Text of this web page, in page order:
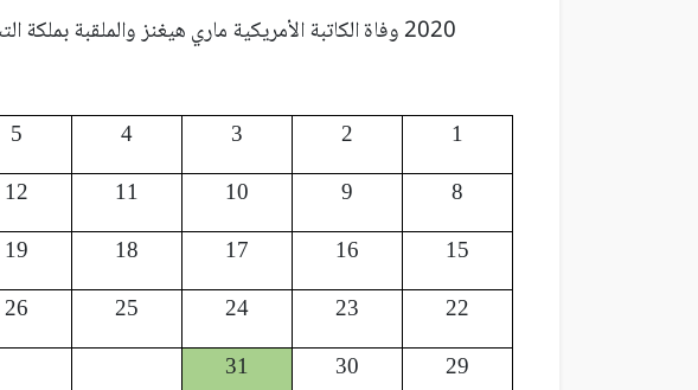
2020 وفاة الكاتبة الأمريكية ماري هيغنز والملقبة بملكة التشويق عن 92 عاماً.
1
2
3
4
5
8
9
10
11
12
15
16
17
18
19
22
23
24
25
26
29
30
31